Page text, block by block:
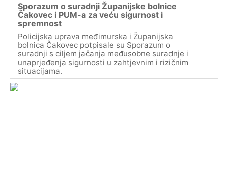
Sporazum o suradnji Županijske bolnice
Čakovec i PUM-a za veću sigurnost i
spremnost
Policijska uprava međimurska i Županijska
bolnica Čakovec potpisale su Sporazum o
suradnji s ciljem jačanja međusobne suradnje i
unaprjeđenja sigurnosti u zahtjevnim i rizičnim
situacijama.